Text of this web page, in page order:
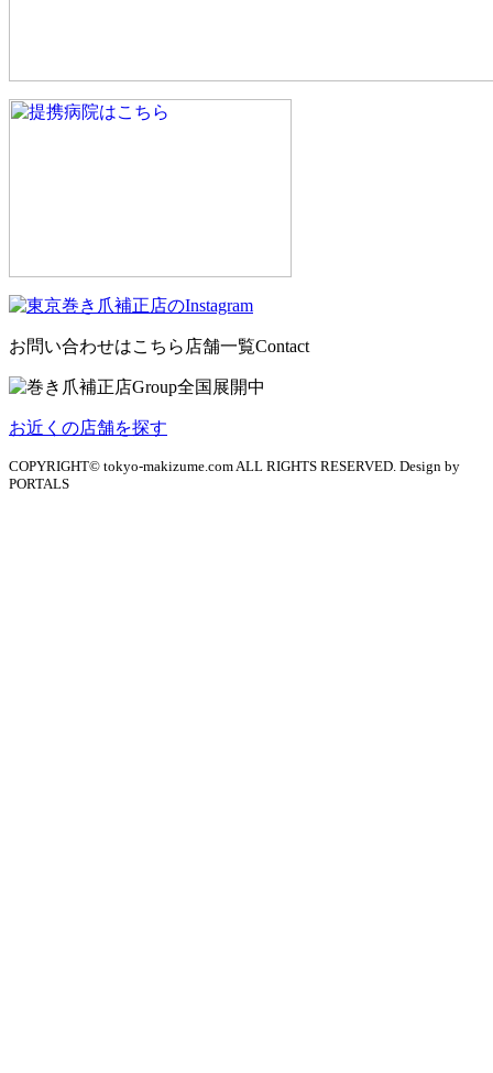
お問い合わせはこちら 店舗一覧Contact
お近くの店舗を探す
COPYRIGHT© tokyo-makizume.com ALL RIGHTS RESERVED. Design by
PORTALS